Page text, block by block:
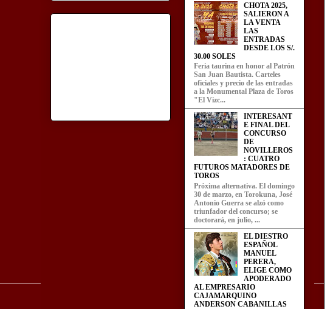
CHOTA 2025,
SALIERON A
LA VENTA
LAS
ENTRADAS
DESDE LOS S/.
30.00 SOLES
Feria taurina en honor al Patrón
San Juan Bautista. Carteles
oficiales y precio de las entradas
a la Monumental Plaza de Toros
"El Vizc...
INTERESANT
E FINAL DEL
CONCURSO
DE
NOVILLEROS
: CUATRO
FUTUROS MATADORES DE
TOROS
Próxima alternativa. El domingo
30 de marzo, en Torokuna, José
Antonio Guerra se alzó como
triunfador del concurso; se
doctorará, en julio, ...
EL DIESTRO
ESPAÑOL
MANUEL
PERERA,
ELIGE COMO
APODERADO
AL EMPRESARIO
CAJAMARQUINO
ANDERSON CABANILLAS